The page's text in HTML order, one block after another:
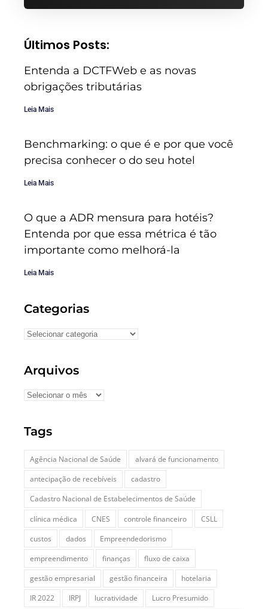
Últimos Posts:
Entenda a DCTFWeb e as novas
obrigações tributárias
Leia Mais
Benchmarking: o que é e por que você
precisa conhecer o do seu hotel
Leia Mais
O que a ADR mensura para hotéis?
Entenda por que essa métrica é tão
importante como melhorá-la
Leia Mais
Categorias
Arquivos
Tags
Agência Nacional de Saúde
alvará de funcionamento
antecipação de recebíveis
cadastro
Cadastro Nacional de Estabelecimentos de Saúde
clínica médica
CNES controle financeiro
CSLL
custos
dados
Empreendedorismo
empreendimento
finanças
fluxo de caixa
gestão empresarial
gestão financeira
hotelaria
IR 2022
IRPJ lucratividade
Lucro Presumido